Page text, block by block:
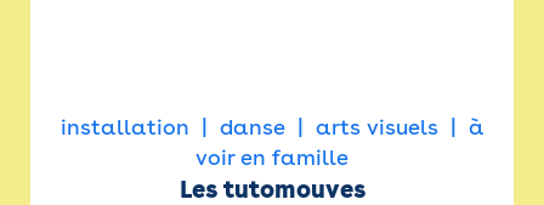
installation danse arts visuels
à
voir en famille
Les tutomouves